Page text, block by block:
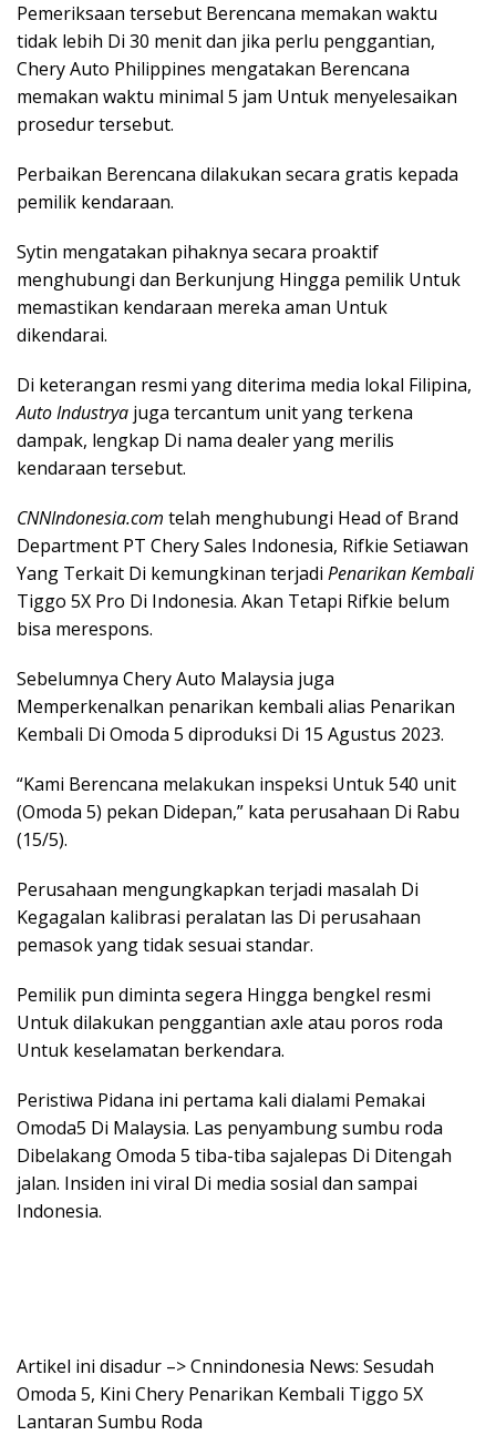
Pemeriksaan tersebut Berencana memakan waktu
tidak lebih Di 30 menit dan jika perlu penggantian,
Chery Auto Philippines mengatakan Berencana
memakan waktu minimal 5 jam Untuk menyelesaikan
prosedur tersebut.
Perbaikan Berencana dilakukan secara gratis kepada
pemilik kendaraan.
Sytin mengatakan pihaknya secara proaktif
menghubungi dan Berkunjung Hingga pemilik Untuk
memastikan kendaraan mereka aman Untuk
dikendarai.
Di keterangan resmi yang diterima media lokal Filipina,
Auto Industrya juga tercantum unit yang terkena
dampak, lengkap Di nama dealer yang merilis
kendaraan tersebut.
CNNIndonesia.com telah menghubungi Head of Brand
Department PT Chery Sales Indonesia, Rifkie Setiawan
Yang Terkait Di kemungkinan terjadi Penarikan Kembali
Tiggo 5X Pro Di Indonesia. Akan Tetapi Rifkie belum
bisa merespons.
Sebelumnya Chery Auto Malaysia juga
Memperkenalkan penarikan kembali alias Penarikan
Kembali Di Omoda 5 diproduksi Di 15 Agustus 2023.
“Kami Berencana melakukan inspeksi Untuk 540 unit
(Omoda 5) pekan Didepan,” kata perusahaan Di Rabu
(15/5).
Perusahaan mengungkapkan terjadi masalah Di
Kegagalan kalibrasi peralatan las Di perusahaan
pemasok yang tidak sesuai standar.
Pemilik pun diminta segera Hingga bengkel resmi
Untuk dilakukan penggantian axle atau poros roda
Untuk keselamatan berkendara.
Peristiwa Pidana ini pertama kali dialami Pemakai
Omoda5 Di Malaysia. Las penyambung sumbu roda
Dibelakang Omoda 5 tiba-tiba sajalepas Di Ditengah
jalan. Insiden ini viral Di media sosial dan sampai
Indonesia.
Artikel ini disadur –> Cnnindonesia News: Sesudah
Omoda 5, Kini Chery Penarikan Kembali Tiggo 5X
Lantaran Sumbu Roda